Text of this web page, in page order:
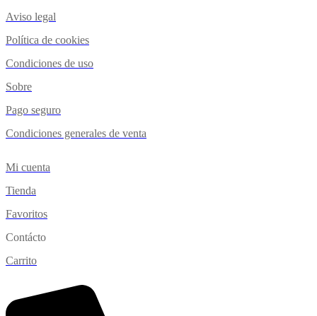
Aviso legal
Política de cookies
Condiciones de uso
Sobre
Pago seguro
Condiciones generales de venta
Mi cuenta
Tienda
Favoritos
Contácto
Carrito